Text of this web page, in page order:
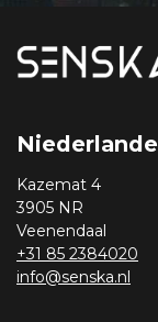
Niederlande
Kazemat 4
3905 NR
Veenendaal
+31 85 2384020
info@senska.nl